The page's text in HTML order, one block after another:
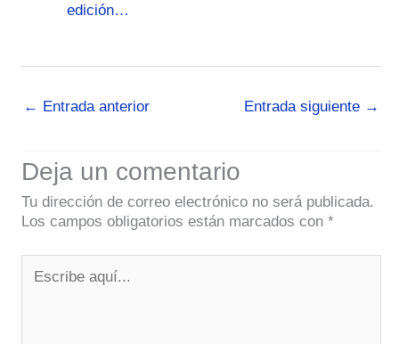
edición…
← Entrada anterior Entrada siguiente →
Deja un comentario
Tu dirección de correo electrónico no será publicada.
Los campos obligatorios están marcados con *
aquí...